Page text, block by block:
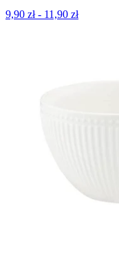
9,90 zł - 11,90 zł